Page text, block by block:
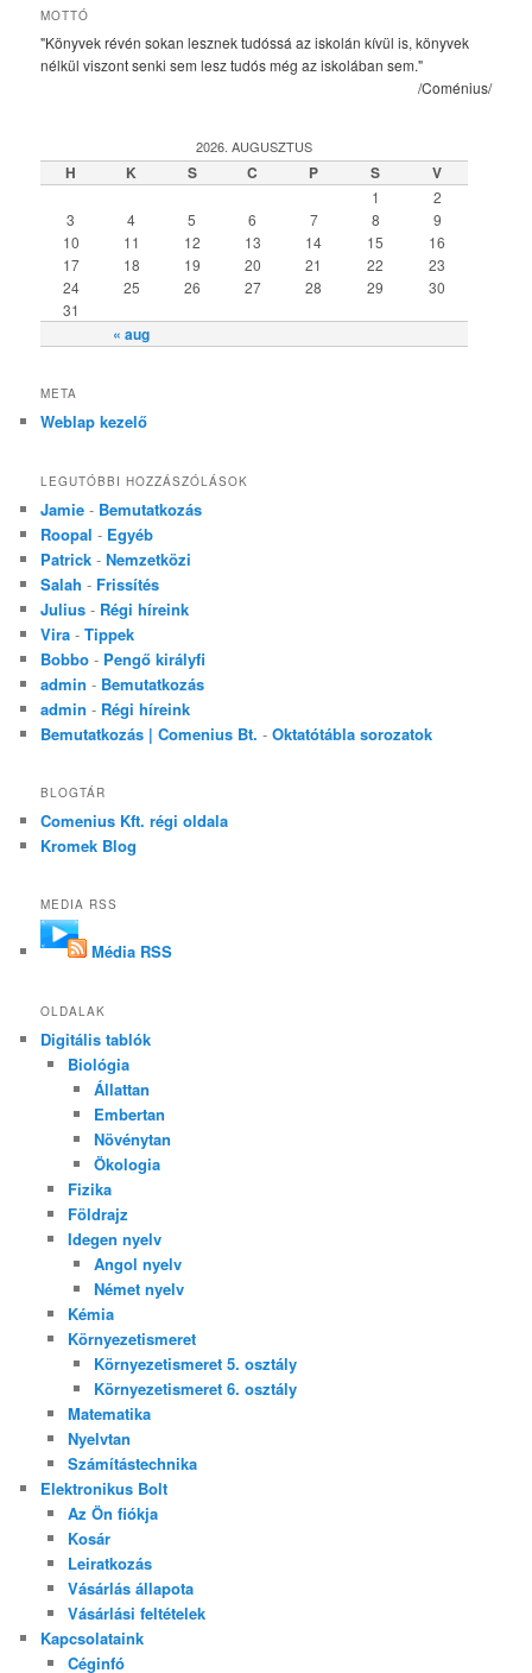
MOTTÓ
"Könyvek révén sokan lesznek tudóssá az iskolán kívül is, könyvek
nélkül viszont senki sem lesz tudós még az iskolában sem."
/Coménius/
2026. AUGUSZTUS
H K S C P S V
« aug
1
2
3
4 5 6 7 8
9
10
11 12 13 14 15
16
17
18 19 20 21 22
23
24
25 26 27 28 29
30
31
META
Weblap kezelő
LEGUTÓBBI HOZZÁSZÓLÁSOK
Jamie - Bemutatkozás
Roopal - Egyéb
Patrick -Nemzetközi
Salah - Frissítés
Julius - Régi híreink
Vira -Tippek
Bobbo - Pengő királyfi
admin - Bemutatkozás
admin - Régi híreink
Bemutatkozás | Comenius Bt. -Oktatótábla sorozatok
BLOGTÁR
Comenius Kft. régi oldala
Kromek Blog
MEDIA RSS
Média RSS
OLDALAK
Digitális tablók
Biológia
Állattan
Embertan
Növénytan
Ökologia
Fizika
Földrajz
Idegen nyelv
Angol nyelv
Német nyelv
Kémia
Környezetismeret
Környezetismeret 5. osztály
Környezetismeret 6. osztály
Matematika
Nyelvtan
Számítástechnika
Elektronikus Bolt
Az Ön fiókja
Kosár
Leiratkozás
Vásárlás állapota
Vásárlási feltételek
Kapcsolataink
Céginfó